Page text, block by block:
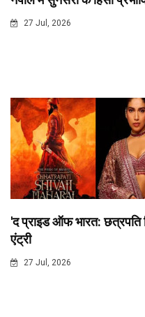
27 Jul, 2026
'द प्राइड ऑफ भारत: छत्रपति
एंट्री
27 Jul, 2026